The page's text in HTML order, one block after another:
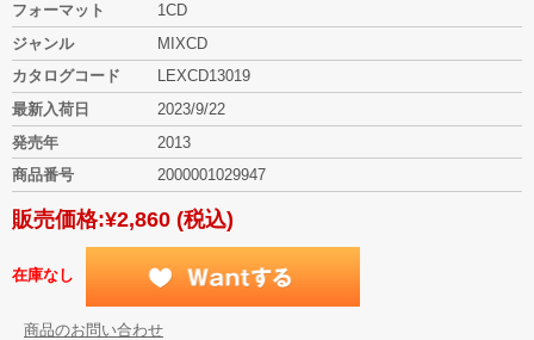
フォーマット
1CD
ジャンル
MIXCD
カタログコード
LEXCD13019
最新入荷日
2023/9/22
発売年
2013
商品番号
2000001029947
販売価格:¥2,860 (税込)
在庫なし
商品のお問い合わせ